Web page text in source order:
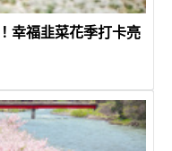
幸福韭菜花季打卡亮